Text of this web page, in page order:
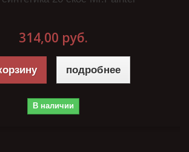
314,00 руб.
подробнее
В наличии